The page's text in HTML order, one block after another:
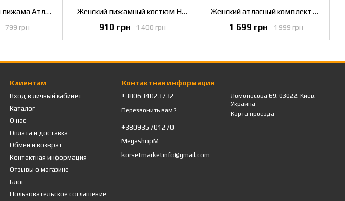
Женская летняя пижама Атласная классическая с шортами Шоколадный M
799 грн
Женский пижамный костюм Home в комплекте топ и брюки серый,S
1 400 грн
910 грн
Женский атласный комплект Swan халат и ночная рубашка Белый S
1 999 грн
1 699 грн
Клиентам
Вход в личный кабинет
Каталог
О нас
Оплата и доставка
Обмен и возврат
Контактная информация
Отзывы о магазине
Блог
Пользовательское соглашение
Контактная информация
+380634023732
Перезвонить вам?
+380935701270
MegashopM
korsetmarketinfo@gmail.com
Ломоносова 69, 03022, Киев,
Украина
Карта проезда